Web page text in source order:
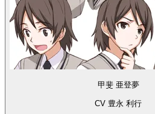
甲斐 亜登夢
CV 豊永 利行